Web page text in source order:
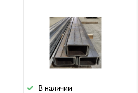
В наличии